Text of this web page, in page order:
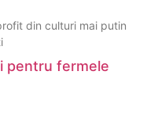
din culturi mai putin
pentru fermele